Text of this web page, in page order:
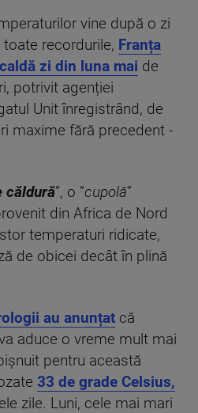
vine după o zi
recordurile, Franța
zi din luna mai de
potrivit agenției
Unit înregistrând, de
maxime fără precedent -
căldură”, o ”cupolă”
din Africa de Nord
temperaturi ridicate,
de obicei decât în plină
au anunțat că
aduce o vreme mult mai
pentru această
33 de grade Celsius,
zile. Luni, cele mai mari